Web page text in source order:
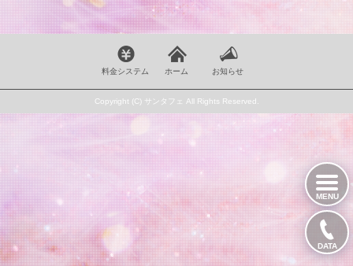
MENU
DATA
料金システム ホーム お知らせ
Copyright (C) サンタフェ All Rights Reserved.